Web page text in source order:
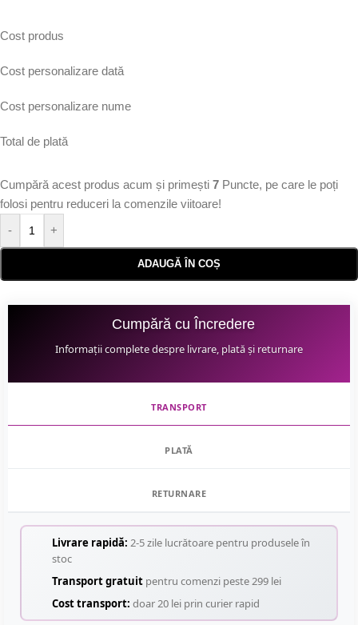
Cost produs
Cost personalizare dată
Cost personalizare nume
Total de plată
Cumpără acest produs acum și primești 7 Puncte, pe care le poți
folosi pentru reduceri la comenzile viitoare!
-
+
ADAUGĂ ÎN COȘ
Cumpără cu Încredere
Informații complete despre livrare, plată și returnare
TRANSPORT
PLATĂ
RETURNARE
Livrare rapidă: 2-5 zile lucrătoare pentru produsele în
stoc
Transport gratuit pentru comenzi peste 299 lei
Cost transport: doar 20 lei prin curier rapid